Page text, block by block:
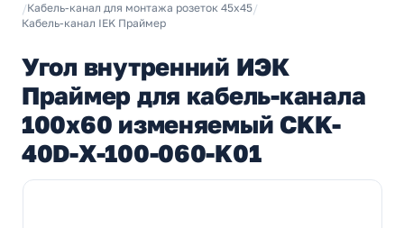
/Кабель-канал для монтажа розеток 45х45/
Кабель-канал IEK Праймер
Угол внутренний ИЭК
Праймер для кабель-канала
100х60 изменяемый CKK-
40D-X-100-060-K01